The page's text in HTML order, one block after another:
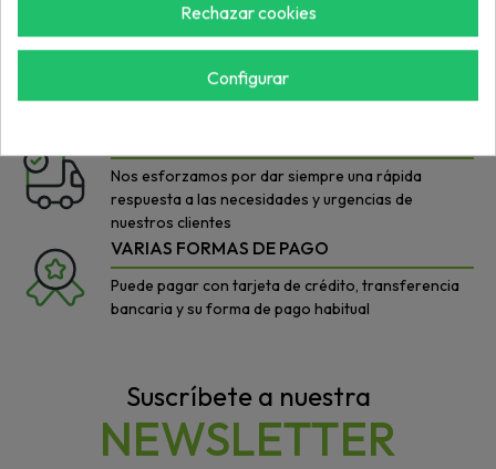
POLÍTICA DE PRECIOS
Con nuestros productos buscamos el equilibrio
Nos esforzamos por dar siempre una rápida
respuesta a las necesidades y urgencias de
nuestros clientes
VARIAS FORMAS DE PAGO
Puede pagar con tarjeta de crédito, transferencia
bancaria y su forma de pago habitual
Suscríbete a nuestra
NEWSLETTER
Rechazar cookies
Configurar